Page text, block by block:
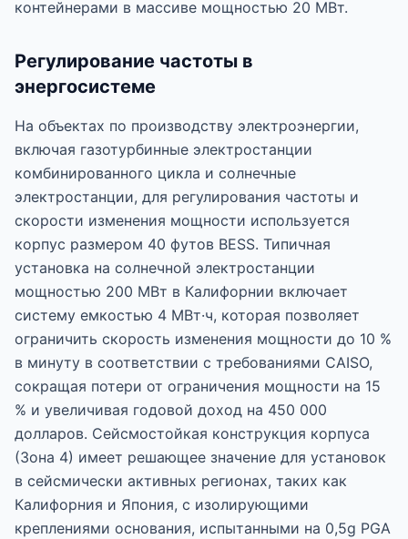
контейнерами в массиве мощностью 20 МВт.
Регулирование частоты в
энергосистеме
На объектах по производству электроэнергии,
включая газотурбинные электростанции
комбинированного цикла и солнечные
электростанции, для регулирования частоты и
скорости изменения мощности используется
корпус размером 40 футов BESS. Типичная
установка на солнечной электростанции
мощностью 200 МВт в Калифорнии включает
систему емкостью 4 МВт·ч, которая позволяет
ограничить скорость изменения мощности до 10 %
в минуту в соответствии с требованиями CAISO,
сокращая потери от ограничения мощности на 15
% и увеличивая годовой доход на 450 000
долларов. Сейсмостойкая конструкция корпуса
(Зона 4) имеет решающее значение для установок
в сейсмически активных регионах, таких как
Калифорния и Япония, с изолирующими
креплениями основания, испытанными на 0,5g PGA